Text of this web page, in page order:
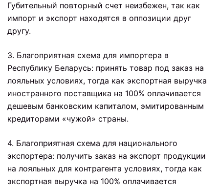
Губительный повторный счет неизбежен, так как
импорт и экспорт находятся в оппозиции друг
другу.
3. Благоприятная схема для импортера в
Республику Беларусь: принять товар под заказ на
лояльных условиях, тогда как экспортная выручка
иностранного поставщика на 100% оплачивается
дешевым банковским капиталом, эмитированным
кредиторами «чужой» страны.
4. Благоприятная схема для национального
экспортера: получить заказ на экспорт продукции
на лояльных для контрагента условиях, тогда как
экспортная выручка на 100% оплачивается